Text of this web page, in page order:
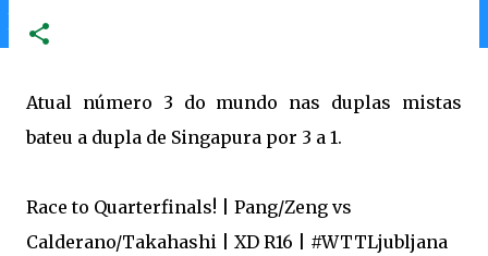
Home
Atual número 3 do mundo nas duplas mistas
bateu a dupla de Singapura por 3 a 1.
Race to Quarterfinals! | Pang/Zeng vs
Calderano/Takahashi | XD R16 | #WTTLjubljana